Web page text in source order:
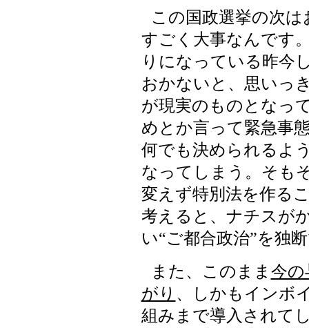
この国政選挙の次は
すごく大事なんです
りになっている昨今
おかないと、思いっ
が現実のものとなっ
めとか言って緊急事
何でも決められるよ
なってしまう。そも
変えず特別法を作る
考えると、ナチスが
い“ご都合政治”を独
また、このまま 今の
がり 、しかもインボ
組みまで導入されて